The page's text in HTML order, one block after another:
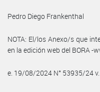
Pedro Diego Frankenthal
NOTA: El/los Anexo/s que
en la edición web del BORA -
e. 19/08/2024 N° 53935/24